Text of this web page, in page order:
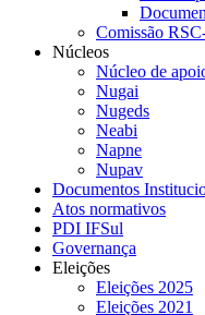
Comissão
Núcleos
Núcleo de
Nugai
Nugeds
Neabi
Napne
Nupav
Documentos
Atos normativos
PDI IFSul
Governança
Eleições
Eleições 2025
Eleições 2021